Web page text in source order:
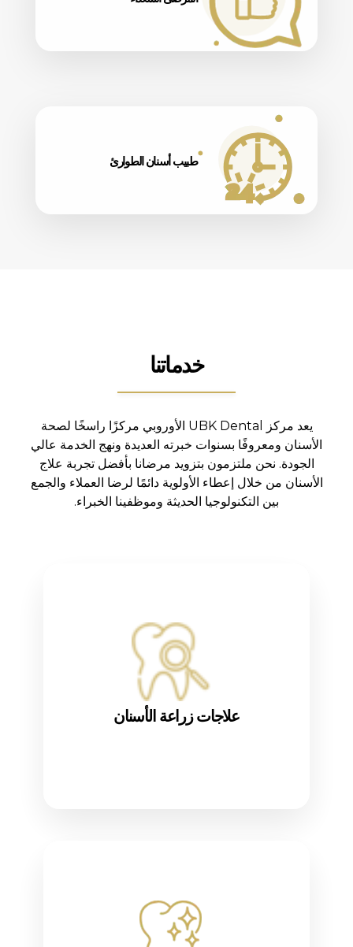
طبيب أسنان الطوارئ
علاجات زراعة الأسنان
خدماتنا
يعد مركز UBK Dental الأوروبي مركزًا راسخًا لصحة
الأسنان ومعروفًا بسنوات خبرته العديدة ونهج الخدمة عالي
الجودة. نحن ملتزمون بتزويد مرضانا بأفضل تجربة علاج
الأسنان من خلال إعطاء الأولوية دائمًا لرضا العملاء والجمع
بين التكنولوجيا الحديثة وموظفينا الخبراء.